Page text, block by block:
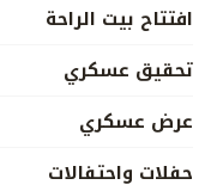
افتتاح بيت الراحة
تحقيق عسكري
عرض عسكري
حفلات واحتفالات